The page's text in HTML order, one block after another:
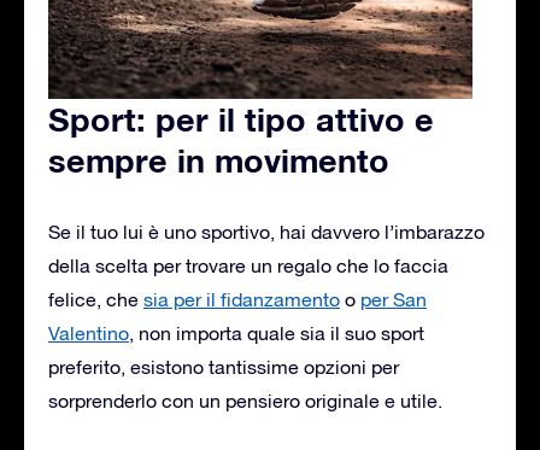
Sport: per il tipo attivo e
sempre in movimento
Se il tuo lui è uno sportivo, hai davvero l’imbarazzo
della scelta per trovare un regalo che lo faccia
felice, che sia per il fidanzamento o per San
Valentino, non importa quale sia il suo sport
preferito, esistono tantissime opzioni per
sorprenderlo con un pensiero originale e utile.